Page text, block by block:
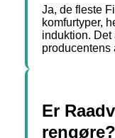
Ja, de fleste
komfurtyper,
induktion.
producentens
Er
rengøre?